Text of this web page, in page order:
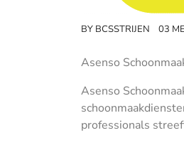
BY BCSSTRIJEN 03
Asenso
Asenso
professionals